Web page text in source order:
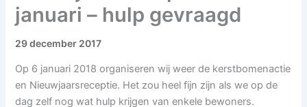
januari – hulp gevraagd
29 december 2017
Op 6 januari 2018 organiseren wij weer de kerstbomenactie
en Nieuwjaarsreceptie. Het zou heel fijn zijn als we op de
dag zelf nog wat hulp krijgen van enkele bewoners.